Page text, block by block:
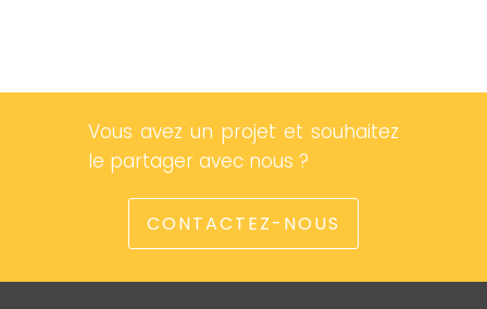
Vous avez un projet et souhaitez
le partager avec nous ?
CONTACTEZ-NOUS